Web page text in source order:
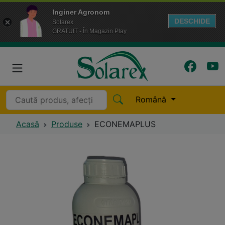
Inginer Agronom
Solarex
GRATUIT - În Magazin Play
DESCHIDE
Română
Acasă Produse ECONEMAPLUS